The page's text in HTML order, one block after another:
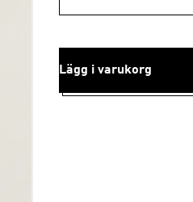
Lägg i varukorg